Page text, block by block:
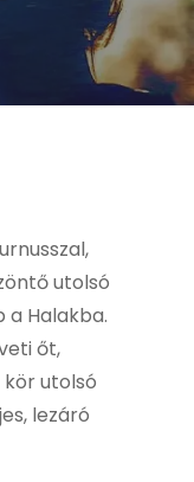
utolsó
a Halakba.
őt,
utolsó
lezáró